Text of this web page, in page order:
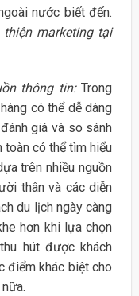
nước biết đến.
marketing tại
thông tin:Trong
có thể dễ dàng
giá và so sánh
toàn có thể tìm hiểu
trên nhiều nguồn
thân và các diễn
du lịch ngày càng
hơn khi lựa chọn
hút được khách
điểm khác biệt cho